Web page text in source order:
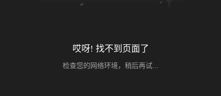
哎呀! 找不到页面了
检查您的网络环境，稍后再试...